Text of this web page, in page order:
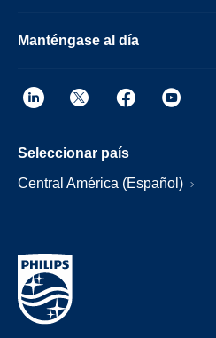
Manténgase al día
Seleccionar país
Central América (Español)